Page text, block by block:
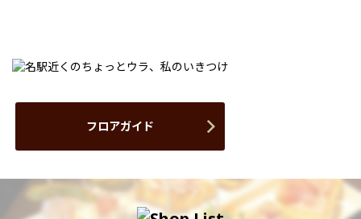
フロアガイド